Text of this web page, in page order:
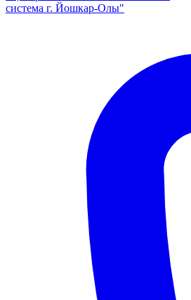
система г. Йошкар-Олы"